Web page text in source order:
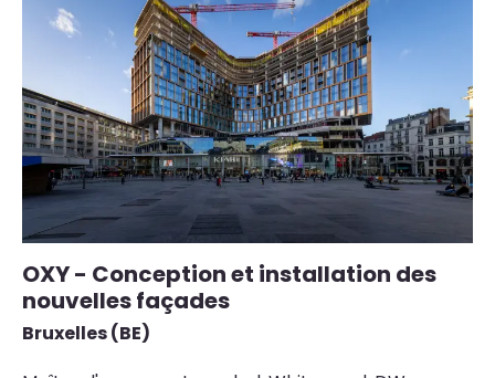
OXY - Conception et installation des
nouvelles façades
Bruxelles (BE)